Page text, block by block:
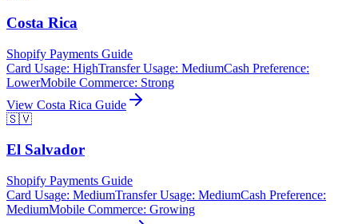
Costa Rica
Shopify Payments Guide
Card Usage: HighTransfer Usage: MediumCash Preference:
LowerMobile Commerce: Strong
View Costa Rica Guide
🇸🇻
El Salvador
Shopify Payments Guide
Card Usage: MediumTransfer Usage: MediumCash Preference:
MediumMobile Commerce: Growing